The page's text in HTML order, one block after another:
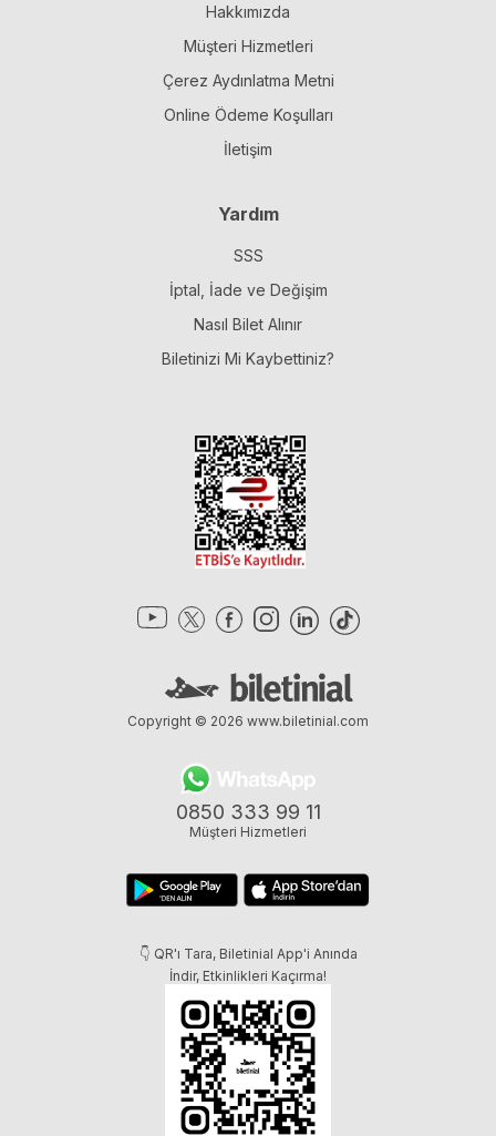
Hakkımızda
Müşteri Hizmetleri
Çerez Aydınlatma Metni
Online Ödeme Koşulları
İletişim
Yardım
SSS
İptal, İade ve Değişim
Nasıl Bilet Alınır
Biletinizi Mi Kaybettiniz?
0850 333 99 11
Müşteri Hizmetleri
👇 QR'ı Tara, Biletinial App'i Anında
İndir, Etkinlikleri Kaçırma!
Copyright © 2026 www.biletinial.com